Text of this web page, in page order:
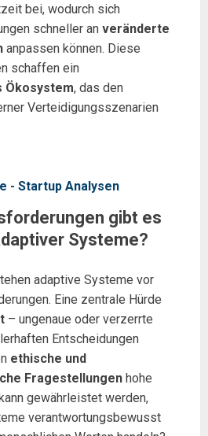
bei, wodurch sich
schneller an veränderte
anpassen können. Diese
schaffen ein
Ökosystem, das den
Verteidigungsszenarien
gibt es
Systeme?
adaptive Systeme vor
Eine zentrale Hürde
– ungenaue oder verzerrte
Entscheidungen
ethische und
Fragestellungen hohe
gewährleistet werden,
verantwortungsbewusst